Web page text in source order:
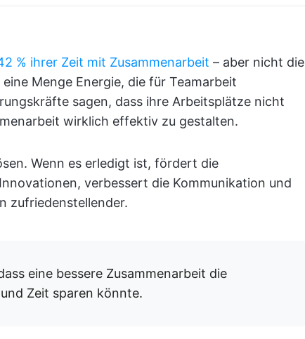
% ihrer Zeit mit Zusammenarbeit – aber nicht die
Menge Energie, die für Teamarbeit
sagen, dass ihre Arbeitsplätze nicht
wirklich effektiv zu gestalten.
Wenn es erledigt ist, fördert die
verbessert die Kommunikation und
zufriedenstellender.
eine bessere Zusammenarbeit die
Zeit sparen könnte.